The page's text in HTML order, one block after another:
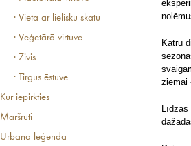
· Vieta ar lielisku skatu
· Veģetārā virtuve
· Zivis
· Tirgus ēstuve
Kur iepirkties
Maršruti
Urbānā leģenda
Katru
ziemai